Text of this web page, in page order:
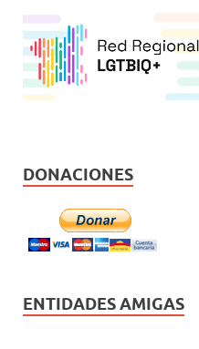
DONACIONES
ENTIDADES AMIGAS